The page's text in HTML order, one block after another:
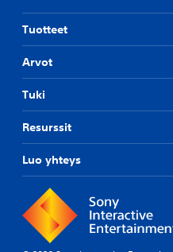
Tuotteet
Arvot
Tuki
Resurssit
Luo yhteys